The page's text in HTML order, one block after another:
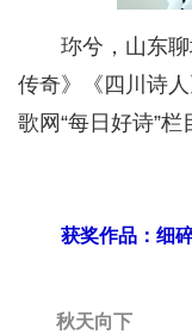
珎兮，山东
传奇》《四川诗
歌网“每日好诗”栏
获奖作品：细
秋天向下